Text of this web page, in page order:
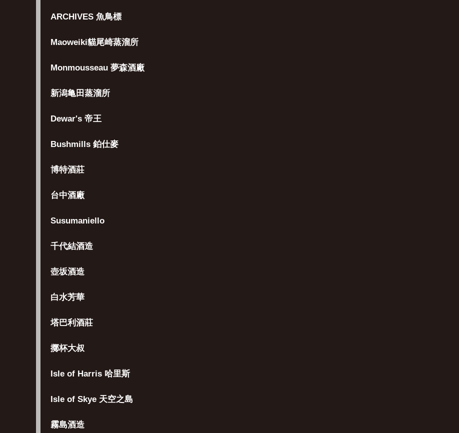
ARCHIVES 魚鳥標
Maoweiki貓尾崎蒸溜所
Monmousseau 夢森酒廠
新潟亀田蒸溜所
Dewar's 帝王
Bushmills 鉑仕麥
博特酒莊
台中酒廠
Susumaniello
千代結酒造
壺坂酒造
白水芳華
塔巴利酒莊
擲杯大叔
Isle of Harris 哈里斯
Isle of Skye 天空之島
霧島酒造